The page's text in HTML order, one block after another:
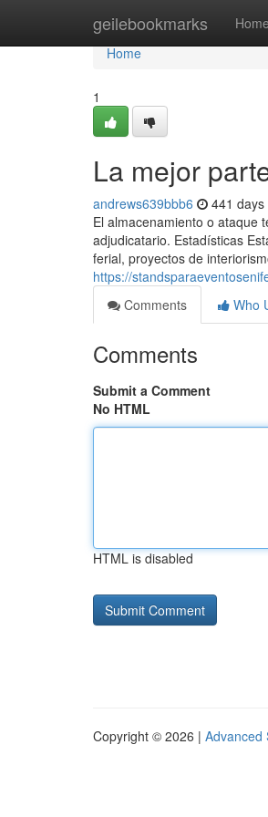
geilebookmarks Home
Home
Home
1
La mejor
andrews639bbb6 441 days
El almacenamiento o ataque
adjudicatario. Estadísticas
ferial, proyectos de
https://
Comments
Who
Comments
Submit a Comment
No HTML
HTML is disabled
Copyright © 2026 | Advanced